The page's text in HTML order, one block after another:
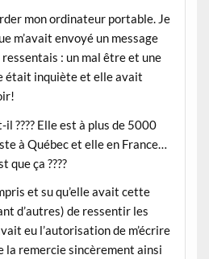
mon ordinateur portable. Je
m’avait envoyé un message
: un mal être et une
était inquiète et elle avait
???? Elle est à plus de 5000
à Québec et elle en France…
que ça ????
et su qu’elle avait cette
d’autres) de ressentir les
eu l’autorisation de m’écrire
la remercie sincèrement ainsi